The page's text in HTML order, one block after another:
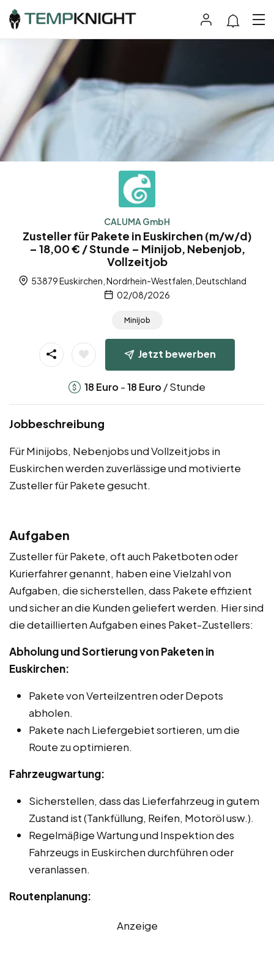
CALUMA GmbH
Zusteller für Pakete in Euskirchen (m/w/d)
– 18,00 € / Stunde – Minijob, Nebenjob,
Vollzeitjob
53879 Euskirchen, Nordrhein-Westfalen, Deutschland
02/08/2026
Minijob
Jetzt bewerben
18 Euro -18 Euro / Stunde
Jobbeschreibung
Für Minijobs, Nebenjobs und Vollzeitjobs in
Euskirchen werden zuverlässige und motivierte
Zusteller für Pakete gesucht.
Aufgaben
Zusteller für Pakete, oft auch Paketboten oder
Kurierfahrer genannt, haben eine Vielzahl von
Aufgaben, die sicherstellen, dass Pakete effizient
und sicher an die Kunden geliefert werden. Hier sind
die detaillierten Aufgaben eines Paket-Zustellers:
Abholung und Sortierung von Paketen in
Euskirchen:
Pakete von Verteilzentren oder Depots
abholen.
Pakete nach Liefergebiet sortieren, um die
Route zu optimieren.
Fahrzeugwartung:
Sicherstellen, dass das Lieferfahrzeug in gutem
Zustand ist (Tankfüllung, Reifen, Motoröl usw.).
Regelmäßige Wartung und Inspektion des
Fahrzeugs in Euskirchen durchführen oder
veranlassen.
Routenplanung:
Anzeige